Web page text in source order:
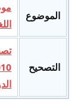
الموضوع
التصحيح